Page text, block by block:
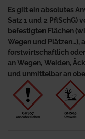
Es gilt ein absolutes
Satz 1 und 2 PflSchG)
befestigten Flächen
Wegen und Plätzen…),
forstwirtschaftlich
an Wegen, Weiden,
und unmittelbar an